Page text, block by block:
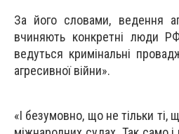
За його словами, ведення
вчиняють конкретні люди
ведуться кримінальні
агресивної війни».
«І безумовно, що не тільки ті,